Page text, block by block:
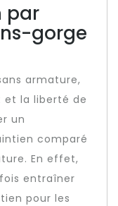
par
gorge
armature,
et la liberté de
un
comparé
En effet,
entraîner
pour les